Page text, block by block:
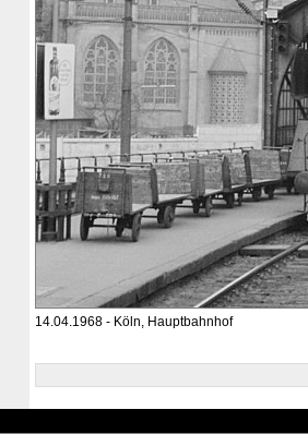
14.04.1968 - Köln, Hauptbahnhof